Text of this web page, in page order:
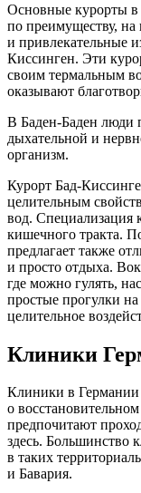
Основные курорты
по преимуществу,
и привлекательные
Киссинген. Эти
своим термальным
оказывают
В Баден-Баден люди
дыхательной и
организм.
Курорт Бад-
целительным
вод. Специализация
кишечного тракта.
предлагает также
и просто отдыха.
где можно гулять,
простые прогулки
целительное
Клиники
Клиники в Германии
о
предпочитают
здесь. Большинство
в таких
и Бавария.